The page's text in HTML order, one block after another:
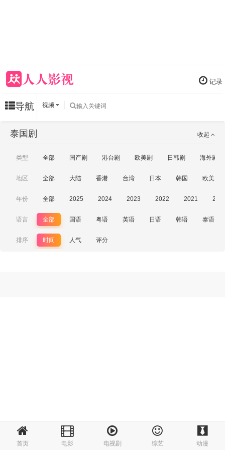
记录
导航 视频
首页 电影 电视剧 综艺 动漫
收起
泰国剧
类型 全部 国产剧 港台剧 欧美剧 日韩剧 海外剧
地区 全部 大陆 香港 台湾 日本 韩国 欧美
年份 全部 2025 2024 2023 2022 2021
语言 全部 国语 粤语 英语 日语 韩语 泰语
排序 时间 人气 评分